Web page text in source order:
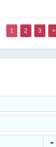
1 2 3 >